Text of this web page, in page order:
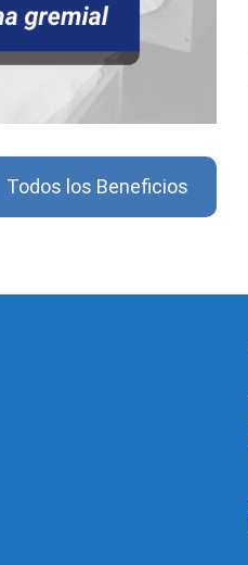
Todos los Beneficios